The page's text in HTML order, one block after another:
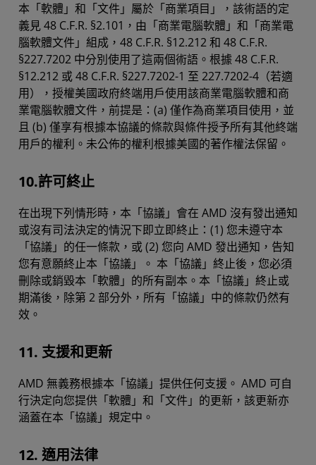
本「軟體」和「文件」屬於「商業項目」，該術語的定
義見 48 C.F.R. §2.101，由「商業電腦軟體」和「商業電
腦軟體文件」組成，48 C.F.R. §12.212 和 48 C.F.R.
§227.7202 中分別使用了這兩個術語。根據 48 C.F.R.
§12.212 或 48 C.F.R. §227.7202-1 至 227.7202-4（若適
用），授權美國政府終端用戶使用該商業電腦軟體和商
業電腦軟體文件，前提是：(a) 僅作為商業項目使用，並
且 (b) 僅享有根據本協議的條款與條件授予所有其他終端
用戶的權利。未公佈的權利根據美國的著作權法保留。
10.許可終止
在出現下列情形時，本「協議」會在 AMD 沒有發出通知
或沒有司法決定的情況下即立即終止：(1) 您未遵守本
「協議」的任一條款，或 (2) 您向 AMD 發出通知，告知
您有意願終止本「協議」。 本「協議」終止後，您必須
刪除或銷毀本「軟體」的所有副本。本「協議」終止或
期滿後，除第 2 部分外，所有「協議」中的條款仍然有
效。
11. 支援和更新
AMD 無義務根據本「協議」提供任何支援。 AMD 可自
行決定向您提供「軟體」和「文件」的更新，該更新亦
涵蓋在本「協議」規定中。
12. 適用法律